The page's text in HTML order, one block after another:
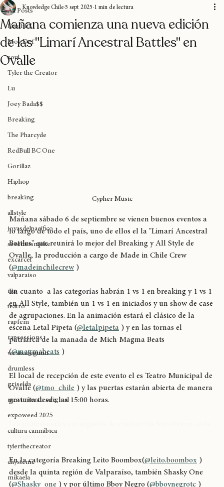
All Posts
Das EFX
Mos Def
soul
Tyler the Creator
Lu
Joey Bada$$
Breaking
The Pharcyde
RedBull BC One
Gorillaz
Hiphop
breaking
allstyle
joyasdelpacífico
seventosmoke
excarcel
valparaíso
rap
teatro
rapfem
rapsessions
westsidegunn
drumless
griselda
movimiento original
expoweed 2025
cultura cannábica
tylerthecreator
chystemc
All Posts
Mañana comienza una nueva edición
de las "Limarí Ancestral Battles" en
Ovalle
Knowledge Chile 5 sept 2025
Mañana sábado 6 de septiembre se vienen buenos eventos a
lo largo de todo el país, uno de ellos el la "Limarí Ancestral
Battles" que reunirá lo mejor del Breaking y All Style de
Ovalle, la producción a cargo de Made in Chile Crew
@madeinchilecrew
En cuanto  a las categorías habrán 1 vs 1 en breaking y 1 vs 1
en All Style, también un 1 vs 1 en iniciados y un show de case
de agrupaciones. En la animación estará el clásico de la
escena Letal Pipeta (@letalpipeta ) y en las tornas el
patriarca de la manada de Mich Magma Beats
( @magmabeats
El local de recepción de este evento el es Teatro Municipal de
Ovalle (@tmo_chile ) y las puertas estarán abierta de manera
gratuita desde las 15:00 horas.
categoría serán:
En la categoría Breaking Leito Boombox(@leito.boombox )